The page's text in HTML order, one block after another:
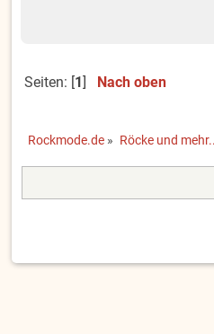
Seiten: [1] Nach oben
Rockmode.de » Röcke und